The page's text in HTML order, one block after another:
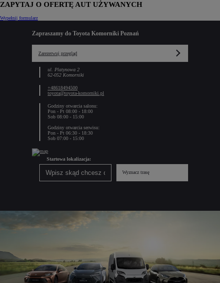
ZAPYTAJ O OFERTĘ AUT UŻYWANYCH
Wypełnij formularz
Zapraszamy do Toyota Komorniki Poznań
Zarezerwuj przegląd
ul. Platynowa 2
62-052 Komorniki
+48618494500
toyota@toyota-komorniki.pl
Godziny otwarcia salonu:
Pon - Pt 08:00 - 18:00
Sob 08:00 - 15:00
Godziny otwarcia serwisu:
Pon - Pt 06:30 - 18:30
Sob 07:00 - 15:00
Startowa lokalizacja:
Wyznacz trasę